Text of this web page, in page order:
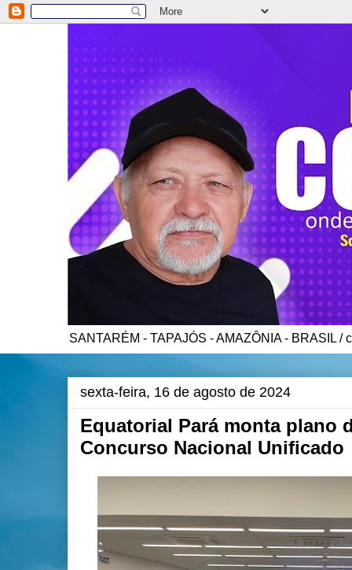
SANTARÉM - TAPAJÓS - AMAZÔNIA - BRASIL /
sexta-feira, 16 de agosto de 2024
Equatorial Pará monta plano
Concurso Nacional Unificado